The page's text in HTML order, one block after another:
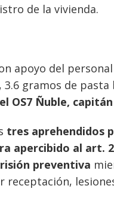
de la vivienda.
apoyo del
3.6 gramos de
OS7 Ñuble, capitán
tres aprehendidos
apercibido al art.
preventiva
receptación,